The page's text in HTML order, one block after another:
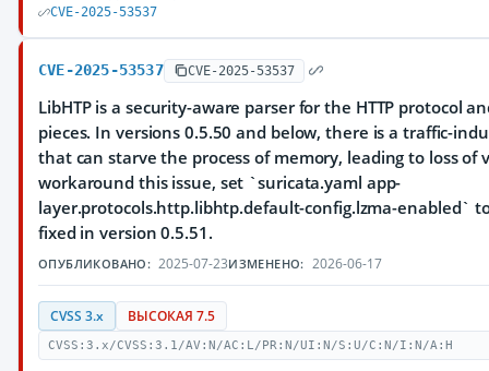
CVE-2025-53537
CVE-2025-53537 CVE-2025-53537
LibHTP is a security-aware parser for the HTTP protocol
pieces. In versions 0.5.50 and below, there is a traffic-
that can starve the process of memory, leading to loss of
workaround this issue, set `suricata.yaml app-
layer.protocols.http.libhtp.default-config.lzma-enabled`
fixed in version 0.5.51.
ОПУБЛИКОВАНО: 2025-07-23ИЗМЕНЕНО: 2026-06-17
CVSS 3.x ВЫСОКАЯ 7.5
CVSS:3.x/CVSS:3.1/AV:N/AC:L/PR:N/UI:N/S:U/C:N/I:N/A:H